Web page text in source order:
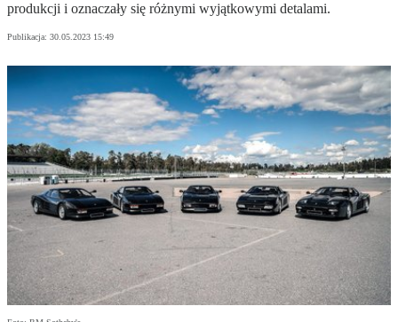
produkcji i oznaczały się różnymi wyjątkowymi detalami.
Publikacja: 30.05.2023 15:49